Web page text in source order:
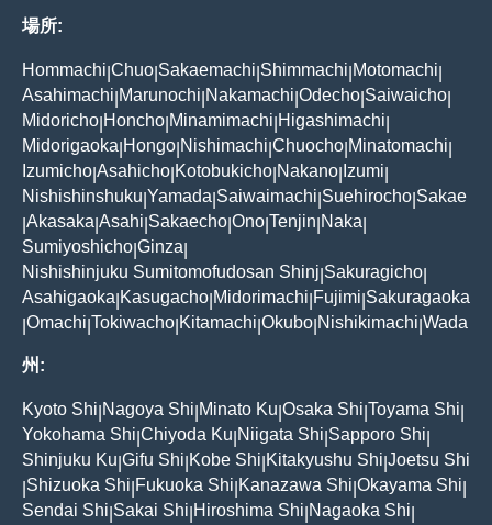
場所:
Hommachi Chuo Sakaemachi Shimmachi Motomachi
Asahimachi Marunochi Nakamachi Odecho Saiwaicho
Midoricho Honcho Minamimachi Higashimachi
Midorigaoka Hongo Nishimachi Chuocho Minatomachi
Izumicho Asahicho Kotobukicho Nakano Izumi
Nishishinshuku Yamada Saiwaimachi Suehirocho Sakae
Akasaka Asahi Sakaecho Ono Tenjin Naka
Sumiyoshicho Ginza
Nishishinjuku Sumitomofudosan Shinj Sakuragicho
Asahigaoka Kasugacho Midorimachi Fujimi Sakuragaoka
Omachi Tokiwacho Kitamachi Okubo Nishikimachi Wada
州:
Kyoto Shi Nagoya Shi Minato Ku Osaka Shi Toyama Shi
Yokohama Shi Chiyoda Ku Niigata Shi Sapporo Shi
Shinjuku Ku Gifu Shi Kobe Shi Kitakyushu Shi Joetsu Shi
Shizuoka Shi Fukuoka Shi Kanazawa Shi Okayama Shi
Sendai Shi Sakai Shi Hiroshima Shi Nagaoka Shi